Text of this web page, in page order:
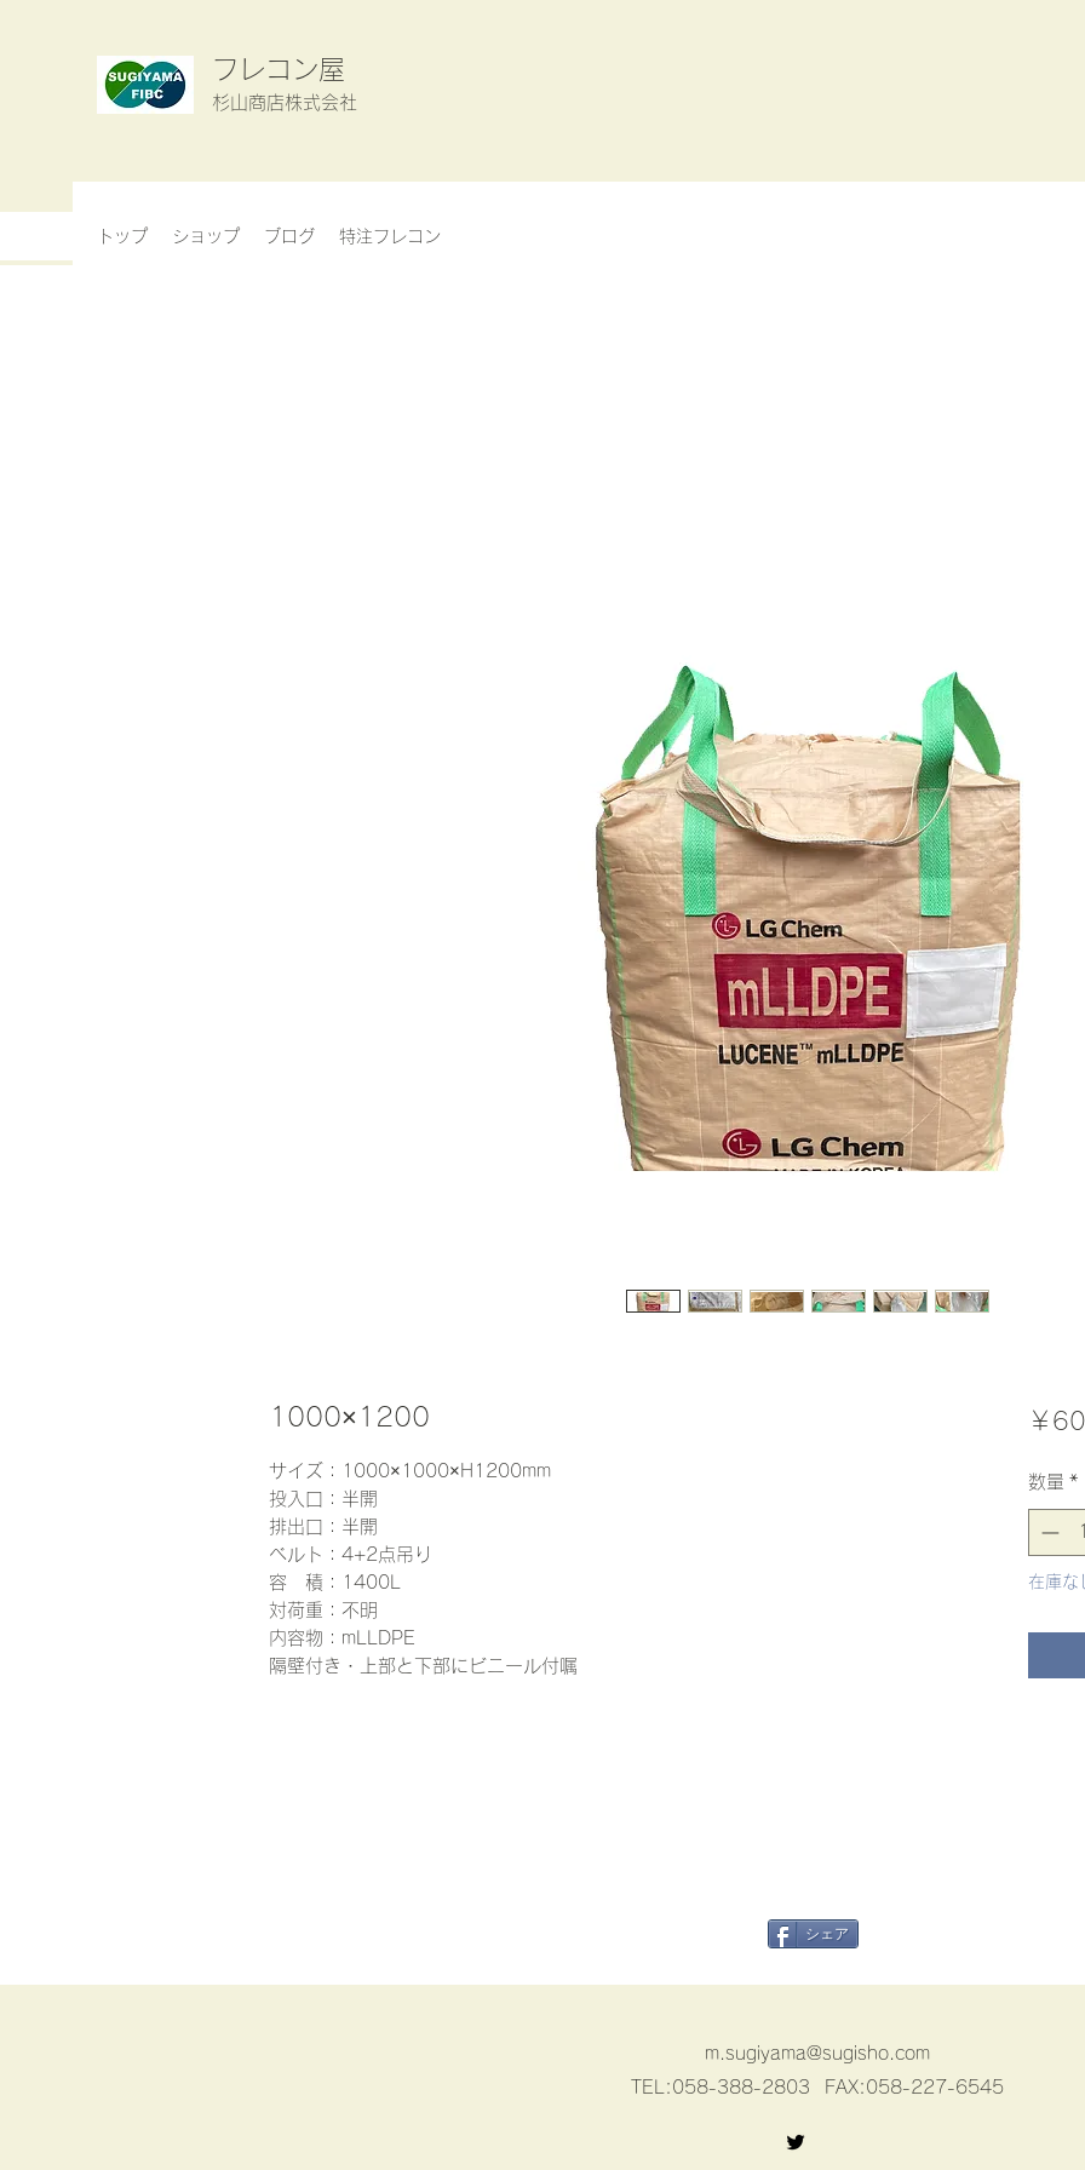
フレコン屋
杉山商店株式会社
トップ ショップ ブログ 特注フレコン
シェア
1000×1200
サイズ：1000×1000×H1200mm
投入口：半開
排出口：半開
ベルト：4+2点吊り
容 積：1400L
対荷重：不明
内容物：mLLDPE
隔壁付き・上部と下部にビニール付嘱
￥
数量 *
在庫な
m.sugiyama@sugisho.com
TEL:058-388-2803
FAX:058-227-6545